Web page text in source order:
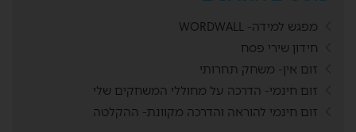
מפגש למידה- WORDWALL
חידון שירי פסח
זום אין- משחק תחרותי
זום חינמי- הדרכה על מחוללי המשחקים שלי
זום חינמי להוראה והדרכה מקוונת- ההקלטה